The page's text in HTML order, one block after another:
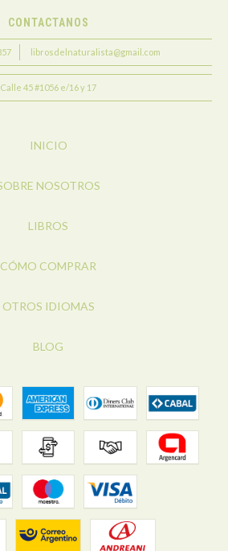
CONTACTANOS
librosdelnaturalista@gmail.com
Calle 45 #1056 e/16 y 17
INICIO
NOSOTROS
LIBROS
CÓMO COMPRAR
OTROS IDIOMAS
BLOG